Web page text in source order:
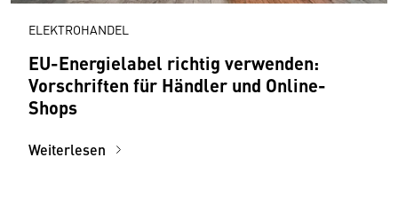
ELEKTROHANDEL
EU-Energielabel richtig verwenden:
Vorschriften für Händler und Online-
Shops
Weiterlesen